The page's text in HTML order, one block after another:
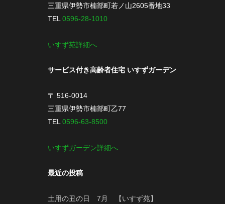
三重県伊勢市楠部町若ノ山2605番地33
TEL 0596-28-1010
いすず苑詳細へ
サービス付き高齢者住宅 いすずガーデン
〒 516-0014
三重県伊勢市楠部町乙77
TEL 0596-63-8500
いすずガーデン詳細へ
最近の投稿
土用の丑の日 7月 【いすず苑】